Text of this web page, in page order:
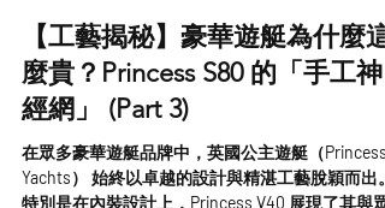
公主 遊艇
2025年7月22日
讀畢需時 4 分鐘
【工藝揭秘】豪華遊艇為什麼這
麼貴？Princess S80 的「手工神
經網」 (Part 3)